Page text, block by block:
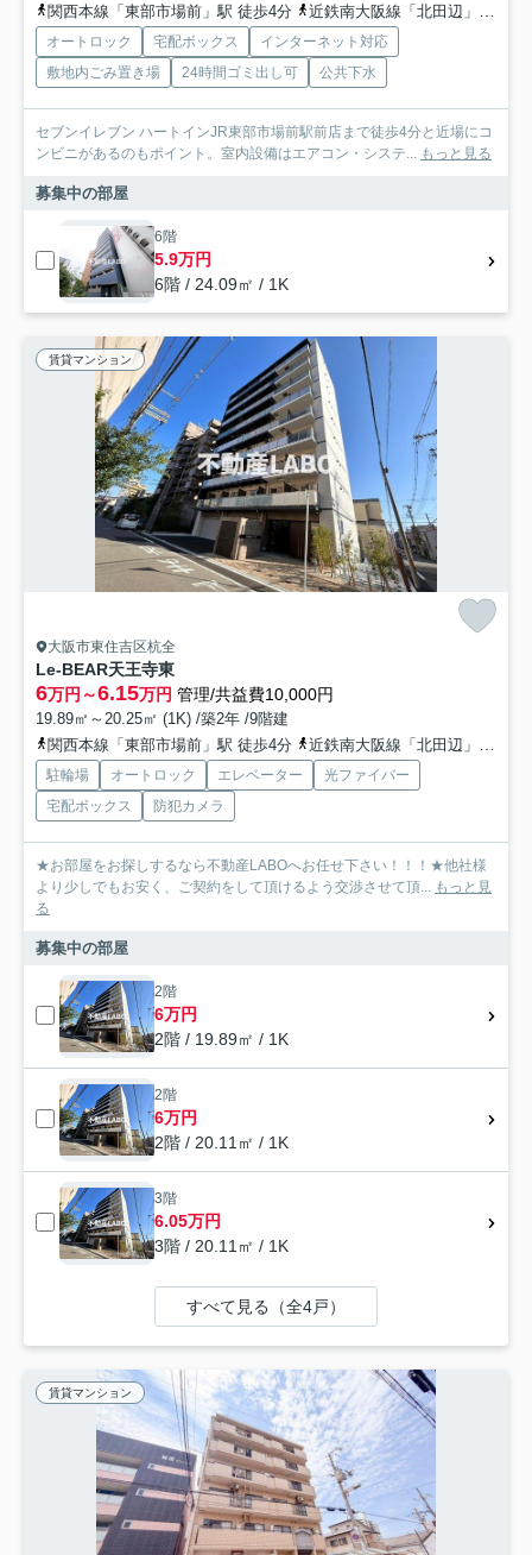
関西本線「東部市場前」駅 徒歩4分
近鉄南大阪線「北田辺」駅 徒歩15分
オートロック 宅配ボックス
インターネット対応
敷地内ごみ置き場
24時間ゴミ出し可 公共下水
セブンイレブン ハートインJR東部市場前駅前店まで徒歩4分と近場にコ
ンビニがあるのもポイント。室内設備はエアコン・システ...
もっと見る
募集中の部屋
6階
5.9万円
6階 / 24.09㎡ / 1K
賃貸マンション
大阪市東住吉区杭全
Le-BEAR天王寺東
6万円～6.15万円 管理/共益費10,000円
19.89㎡～20.25㎡ (1K) /築2年 /9階建
関西本線「東部市場前」駅 徒歩4分
近鉄南大阪線「北田辺」駅 徒歩15分
駐輪場 オートロック エレベーター
光ファイバー
宅配ボックス
防犯カメラ
★お部屋をお探しするなら不動産LABOへお任せ下さい！！！★他社様
より少しでもお安く、ご契約をして頂けるよう交渉させて頂...
もっと見
る
募集中の部屋
2階
6万円
2階 / 19.89㎡ / 1K
2階
6万円
2階 / 20.11㎡ / 1K
3階
6.05万円
3階 / 20.11㎡ / 1K
すべて見る（全4戸）
賃貸マンション